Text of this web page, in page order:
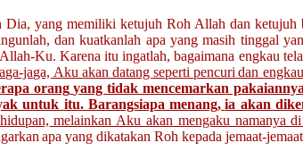
Dia, yang memiliki ketujuh Roh Allah dan ketujuh
dan kuatkanlah apa yang masih tinggal
Allah-Ku. Karena itu ingatlah, bagaimana engkau
jaga, Aku akan datang seperti pencuri dan
orang yang tidak mencemarkan
untuk itu. Barangsiapa menang, ia akan
melainkan Aku akan mengaku namanya
apa yang dikatakan Roh kepada jemaat-